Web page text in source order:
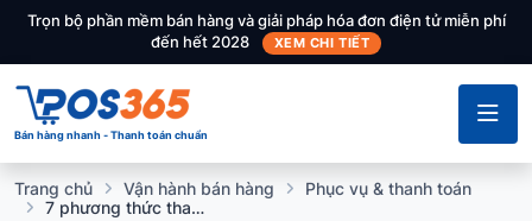
Trọn bộ phần mềm bán hàng và giải pháp hóa đơn điện tử miễn phí
đến hết 2028
XEM CHI TIẾT
Bán hàng nhanh - Thanh toán chuẩn
Trang chủ Vận hành bán hàng
Phục vụ & thanh toán
7 phương thức thanh toán điện tử phổ biến trong lĩnh vực bán lẻ